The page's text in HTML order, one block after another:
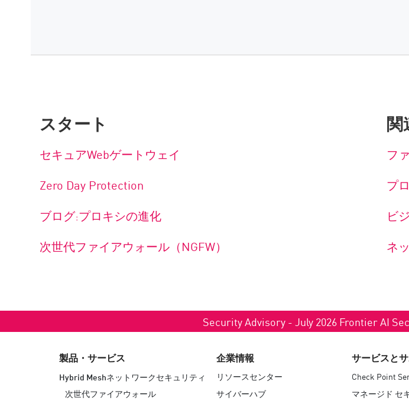
スタート
セキュアWebゲートウェイ
Zero Day Protection
ブログ:プロキシの進化
次世代ファイアウォール（NGFW）
関
フ
プ
ビ
ネ
Security Advisory - July 2026 Frontier AI
製品・サービス
Hybrid Meshネットワークセキュリティ
次世代ファイアウォール
企業情報
リソースセンター
サイバーハブ
サービスと
Check Point
マネージド セ